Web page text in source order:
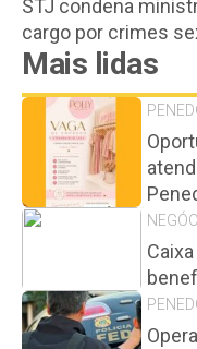
STJ condena
cargo por crimes
Mais lidas